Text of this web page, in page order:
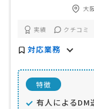
大
実績 クチコミ
対応業務
特徴
有人によるDM